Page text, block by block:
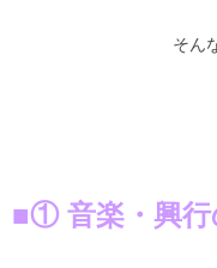
そん
■① 音楽・興行